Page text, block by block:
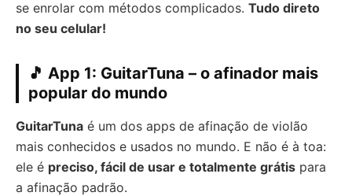
se enrolar com métodos complicados. Tudo direto
no seu celular!
🎵 App 1: GuitarTuna – o afinador mais
popular do mundo
GuitarTuna é um dos apps de afinação de violão
mais conhecidos e usados no mundo. E não é à toa:
ele é preciso, fácil de usar e totalmente grátis para
a afinação padrão.